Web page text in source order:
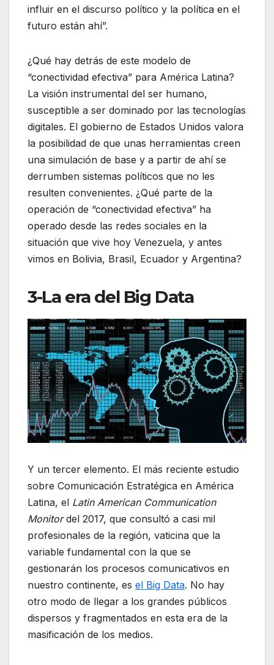
influir en el discurso político y la política en el
futuro están ahí”.
¿Qué hay detrás de este modelo de
“conectividad efectiva” para América Latina?
La visión instrumental del ser humano,
susceptible a ser dominado por las tecnologías
digitales. El gobierno de Estados Unidos valora
la posibilidad de que unas herramientas creen
una simulación de base y a partir de ahí se
derrumben sistemas políticos que no les
resulten convenientes. ¿Qué parte de la
operación de “conectividad efectiva” ha
operado desde las redes sociales en la
situación que vive hoy Venezuela, y antes
vimos en Bolivia, Brasil, Ecuador y Argentina?
3-La era del Big Data
Y un tercer elemento. El más reciente estudio
sobre Comunicación Estratégica en América
Latina, el Latin American Communication
Monitordel 2017, que consultó a casi mil
profesionales de la región, vaticina que la
variable fundamental con la que se
gestionarán los procesos comunicativos en
nuestro continente, es el Big Data. No hay
otro modo de llegar a los grandes públicos
dispersos y fragmentados en esta era de la
masificación de los medios.